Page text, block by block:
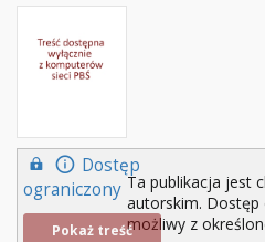
Dostęp
ograniczony
Pokaż treść
Ta publikacja jest
autorskim.
możliwy z